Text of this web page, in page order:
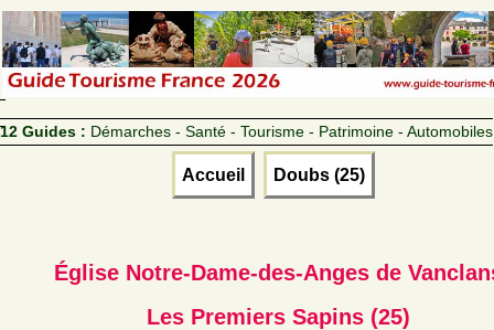
12 Guides : Démarches - Santé - Tourisme - Patrimoine - Automobiles
Accueil Doubs (25)
Église Notre-Dame-des-Anges de
Les Premiers Sapins (25)